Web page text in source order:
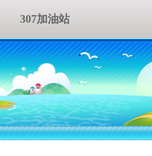
307加油站